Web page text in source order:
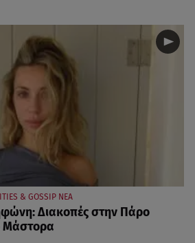
& GOSSIP ΝΕΑ
Διακοπές στην Πάρο
Μάστορα